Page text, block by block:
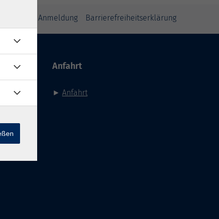
zur Anmeldung Barrierefreiheitserklärung
Anfahrt
► Anfahrt